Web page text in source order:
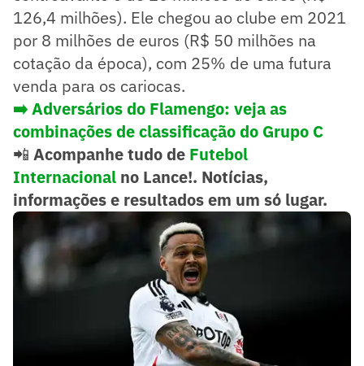
126,4 milhões). Ele chegou ao clube em 2021
por 8 milhões de euros (R$ 50 milhões na
cotação da época), com 25% de uma futura
venda para os cariocas.
➡️Adversários do Flamengo: veja as
combinações de classificação do Grupo C
📲 Acompanhe tudo de Futebol
Internacional no Lance!. Notícias,
informações e resultados em um só lugar.